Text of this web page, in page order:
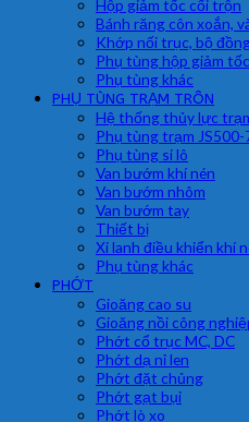
Hộp giảm tốc cối trộn
Bánh răng côn xoắn,
Khớp nối trục, bộ
Phụ tùng hộp giảm
Phụ tùng khác
PHỤ TÙNG TRẠM TRÔN
Hệ thống thủy lực
Phụ tùng trạm
Phụ tùng si lô
Van bướm khí nén
Van bướm nhôm
Van bướm tay
Thiết bị
Xi lanh điều khiển khí
Phụ tùng khác
PHỚT
Gioăng cao su
Gioăng nồi công
Phớt cổ trục MC, DC
Phớt dạ nỉ len
Phớt đặt chủng
Phớt gạt bụi
Phớt lò xo